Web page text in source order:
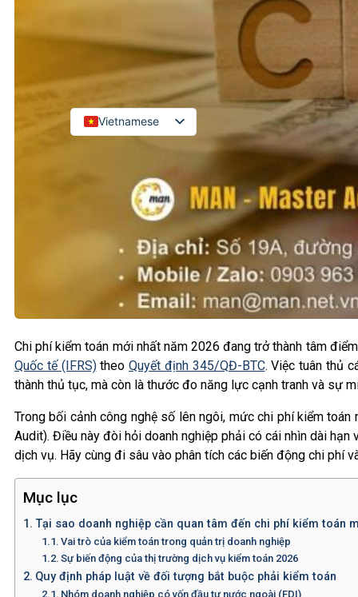
Kiểm toán đối tác quốc tế
Kiểm toán đầu tư nước ngoài
LIÊN HỆ
Vietnamese
Japanese
Korean
Chi phí kiểm toán mới nhất năm 2026 đang trở thành tâm
Quốc tế (IFRS)theo Quyết định 345/QĐ-BTC. Việc tuân thủ
thành thủ tục, mà còn là thước đo năng lực cạnh tranh và sự
Trong bối cảnh công nghệ số lên ngôi, mức chi phí kiểm
Audit). Điều này đòi hỏi doanh nghiệp phải có cái nhìn dài
dịch vụ. Hãy cùng đi sâu vào phân tích các biến động chi phí
Mục lục
Tại sao doanh nghiệp cần quan tâm đến chi phí kiểm toán
Vai trò của kiểm toán trong quản trị doanh nghiệp
Sự biến động của thị trường dịch vụ kiểm toán 2026
Quy định pháp luật về đối tượng bắt buộc phải kiểm toán
Nhóm doanh nghiệp có vốn đầu tư nước ngoài (FDI)